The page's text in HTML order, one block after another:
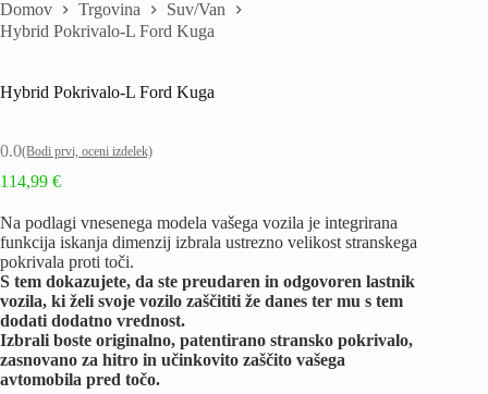
Domov Trgovina
Suv/Van
Hybrid Pokrivalo-L Ford Kuga
Hybrid Pokrivalo-L Ford Kuga
0.0(Bodi prvi, oceni izdelek)
114,99 €
Na podlagi vnesenega modela vašega vozila je integrirana
funkcija iskanja dimenzij izbrala ustrezno velikost stranskega
pokrivala proti toči.
S tem dokazujete, da ste preudaren in odgovoren lastnik
vozila, ki želi svoje vozilo zaščititi že danes ter mu s tem
dodati dodatno vrednost.
Izbrali boste originalno, patentirano stransko pokrivalo,
zasnovano za hitro in učinkovito zaščito vašega
avtomobila pred točo.